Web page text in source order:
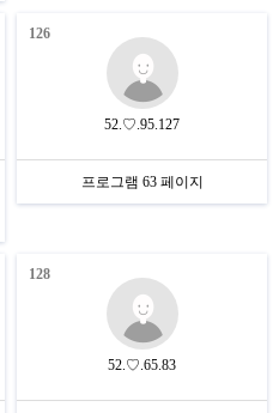
126
52.♡.95.127
프로그램 63 페이지
128
52.♡.65.83